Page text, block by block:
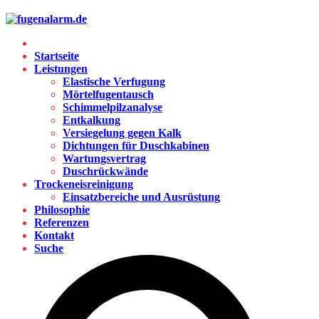
Startseite
Leistungen
Elastische Verfugung
Mörtelfugentausch
Schimmelpilzanalyse
Entkalkung
Versiegelung gegen Kalk
Dichtungen für Duschkabinen
Wartungsvertrag
Duschrückwände
Trockeneisreinigung
Einsatzbereiche und Ausrüstung
Philosophie
Referenzen
Kontakt
Suche